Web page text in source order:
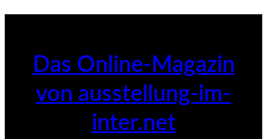
Das Online-Magazin
von ausstellung-im-
inter.net